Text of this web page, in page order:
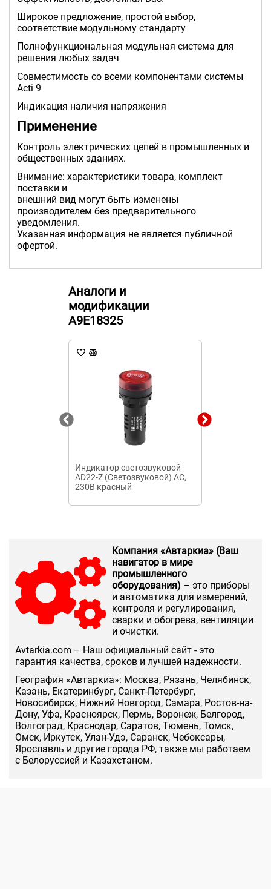
Широкое предложение, простой выбор,
соответствие модульному стандарту
Полнофункциональная модульная система для
решения любых задач
Совместимость со всеми компонентами системы
Acti 9
Индикация наличия напряжения
Применение
Контроль электрических цепей в промышленных и
общественных зданиях.
Внимание: характеристики товара, комплект
поставки и
внешний вид могут быть изменены
производителем без предварительного
уведомления.
Указанная информация не является публичной
офертой.
Аналоги и
модификации
A9E18325
Индикатор светозвуковой
AD22-Z (Светозвуковой) AC,
230В красный
Компания «Автаркиа» (Ваш
навигатор в мире
промышленного
оборудования) – это приборы
и автоматика для измерений,
контроля и регулирования,
сварки и обогрева, вентиляции
и очистки.
Аvtarkia.com – Наш официальный сайт - это
гарантия качества, сроков и лучшей надежности.
География «Автаркиа»: Москва, Рязань, Челябинск,
Казань, Екатеринбург, Санкт-Петербург,
Новосибирск, Нижний Новгород, Самара, Ростов-на-
Дону, Уфа, Красноярск, Пермь, Воронеж, Белгород,
Волгоград, Краснодар, Саратов, Тюмень, Томск,
Омск, Иркутск, Улан-Удэ, Саранск, Чебоксары,
Ярославль и другие города РФ, также мы работаем
с Белоруссией и Казахстаном.